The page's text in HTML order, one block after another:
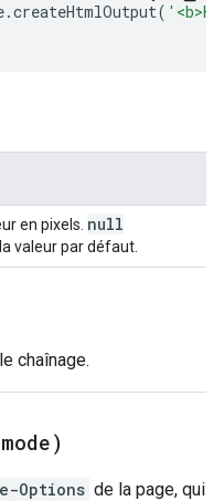
.createHtmlOutput(
en pixels. null
valeur par défaut.
chaînage.
mode)
Options de la page, qui